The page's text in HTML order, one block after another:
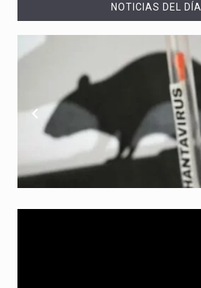
NOTICIAS DEL DÍA